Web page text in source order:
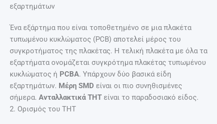
εξαρτημάτων
Ένα εξάρτημα που είναι τοποθετημένο σε μια πλακέτα
τυπωμένου κυκλώματος (PCB) αποτελεί μέρος του
συγκροτήματος της πλακέτας. Η τελική πλακέτα με όλα τα
εξαρτήματα ονομάζεται συγκρότημα πλακέτας τυπωμένου
κυκλώματος ή PCBA. Υπάρχουν δύο βασικά είδη
εξαρτημάτων. Μέρη SMD είναι οι πιο συνηθισμένες
σήμερα. Ανταλλακτικά THT είναι το παραδοσιακό είδος.
2. Ορισμός του THT